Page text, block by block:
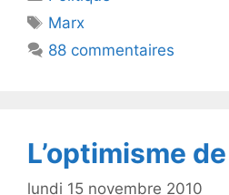
o
Étiquettes
Marx
88 commentaires
L’optimisme
lundi 15 novembre 2010